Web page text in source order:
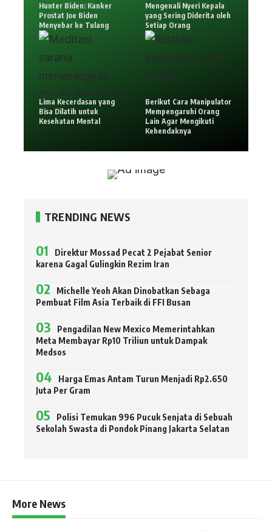
Hunter Biden: Kanker
Prostat Joe Biden
Menyebar ke Tulang
Mengenali Nyeri Kepala
yang Sering Diderita oleh
Setiap Orang
Lima Kecerdasan yang
Bisa Dilatih untuk
Kesehatan Mental
Berikut Cara Manipulator
Mempengaruhi Orang
Lain Agar Mengikuti
Kehendaknya
TRENDING NEWS
Direktur Mossad Pecat 2 Pejabat Senior
karena Gagal Gulingkin Rezim Iran
Michelle Yeoh Akan Dinobatkan Sebaga
Pembuat Film Asia Terbaik di FFI Busan
Pengadilan New Mexico Memerintahkan
Meta Membayar Rp10 Triliun untuk Dampak
Medsos
Harga Emas Antam Turun Menjadi Rp2.650
Juta Per Gram
Polisi Temukan 996 Pucuk Senjata di Sebuah
Sekolah Swasta di Pondok Pinang Jakarta Selatan
More News